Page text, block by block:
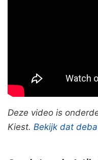
Deze video is
Kiest. Bekijk dat